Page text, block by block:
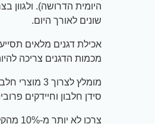
היומית הדרושה). ולגוון
שונים לאורך היום.
אכילת דגנים מלאים
מכמות הדגנים צריכה
מומלץ
סידן חלבון וחיידקים
צרכו